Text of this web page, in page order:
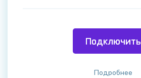
Подключить
Подробнее